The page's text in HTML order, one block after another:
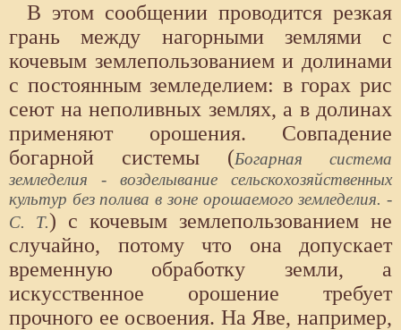
В этом сообщении проводится резкая
грань между нагорными землями с
кочевым землепользованием и долинами
с постоянным земледелием: в горах рис
сеют на неполивных землях, а в долинах
применяют орошения. Совпадение
богарной системы (Богарная система
земледелия - возделывание сельскохозяйственных
культур без полива в зоне орошаемого земледелия. -
С. Т.) с кочевым землепользованием не
случайно, потому что она допускает
временную обработку земли, а
искусственное орошение требует
прочного ее освоения. На Яве, например,